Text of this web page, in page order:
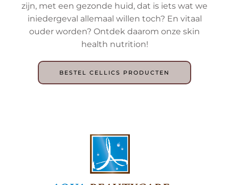
zijn, met een gezonde huid, dat is iets wat we
iniedergeval allemaal willen toch? En vitaal
ouder worden? Ontdek daarom onze skin
health nutrition!
BESTEL CELLICS PRODUCTEN